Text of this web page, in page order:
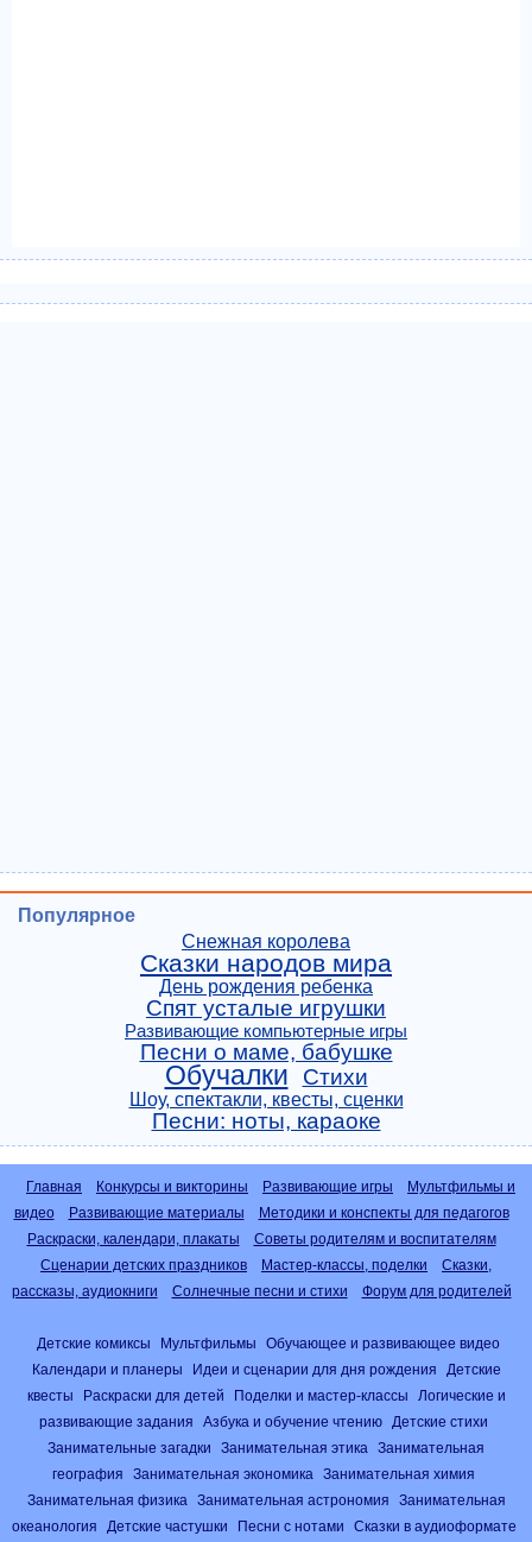
Популярное
Снежная королева
Сказки народов мира
День рождения ребенка
Спят усталые игрушки
Развивающие компьютерные игры
Песни о маме, бабушке
Обучалки Стихи
Шоу, спектакли, квесты, сценки
Песни: ноты, караоке
Главная Конкурсы и викторины Развивающие игры
Мультфильмы и
видео
Развивающие материалы
Методики и конспекты для педагогов
Раскраски, календари, плакаты
Советы родителям и воспитателям
Сценарии детских праздников
Мастер-классы, поделки
Сказки,
рассказы, аудиокниги
Солнечные песни и стихи Форум для родителей
Детские комиксы Мультфильмы
Обучающее и развивающее видео
Календари и планеры
Идеи и сценарии для дня рождения
Детские
квесты
Раскраски для детей Поделки и мастер-классы
Логические и
развивающие задания
Азбука и обучение чтению
Детские стихи
Занимательные загадки
Занимательная этика
Занимательная
география
Занимательная экономика
Занимательная химия
Занимательная физика
Занимательная астрономия
Занимательная
океанология
Детские частушки Песни с нотами
Сказки в аудиоформате